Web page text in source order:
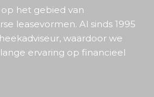
het gebied van
leasevormen. Al sinds 1995
waardoor we
ervaring op financieel